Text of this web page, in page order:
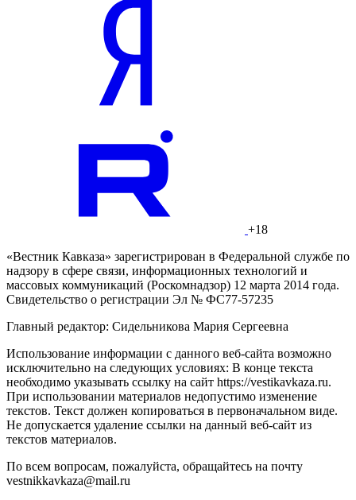
+18
«Вестник Кавказа» зарегистрирован в Федеральной службе по
надзору в сфере связи, информационных технологий и
массовых коммуникаций (Роскомнадзор) 12 марта 2014 года.
Свидетельство о регистрации Эл № ФС77-57235
Главный редактор: Сидельникова Мария Сергеевна
Использование информации с данного веб-сайта возможно
исключительно на следующих условиях: В конце текста
необходимо указывать ссылку на сайт https://vestikavkaza.ru.
При использовании материалов недопустимо изменение
текстов. Текст должен копироваться в первоначальном виде.
Не допускается удаление ссылки на данный веб-сайт из
текстов материалов.
По всем вопросам, пожалуйста, обращайтесь на почту
vestnikkavkaza@mail.ru